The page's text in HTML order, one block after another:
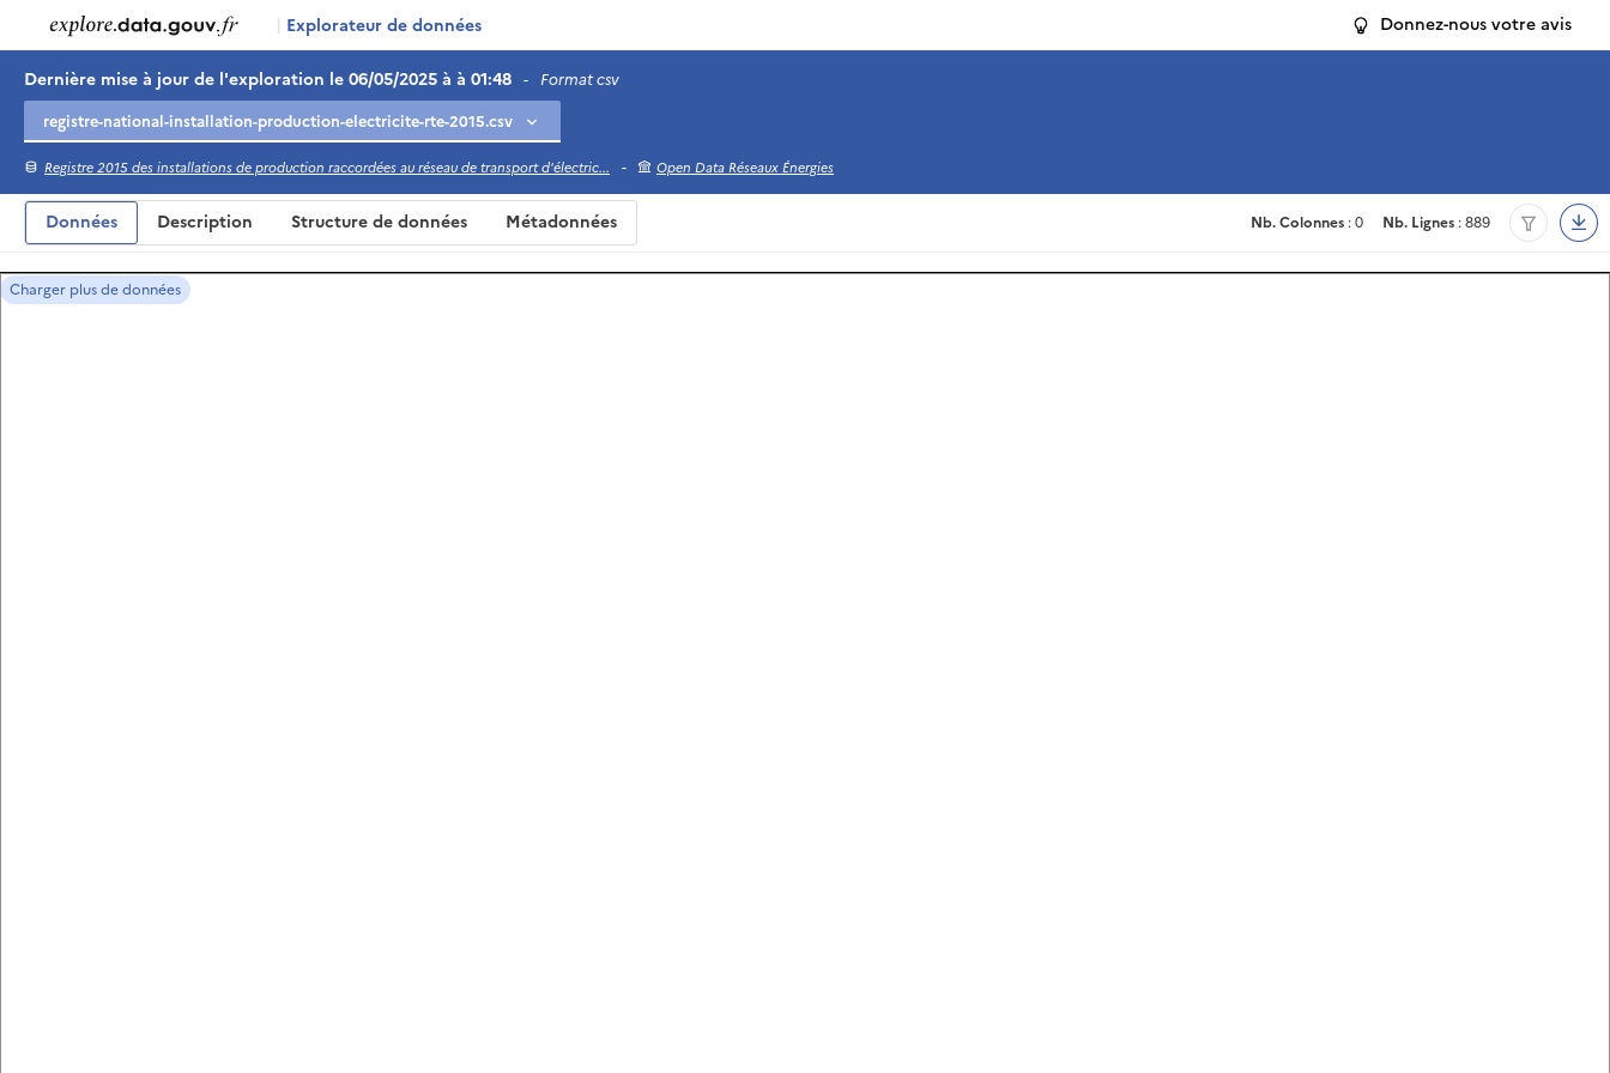
| Explorateur de données Donnez-nous votre avis
Dernière mise à jour de l'exploration le 06/05/2025 à à 01:48 - Format csv
Registre 2015 des installations de production raccordées au réseau de transport d'électric... - Open Data Réseaux Énergies
Nb. Colonnes : 0 Nb. Lignes : 889
Données Description Structure de données Métadonnées
Charger plus de données